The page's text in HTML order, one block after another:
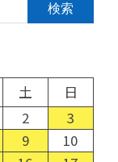
土
日
2
3
9
10